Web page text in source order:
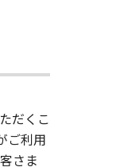
だくこ
ご利用
さま